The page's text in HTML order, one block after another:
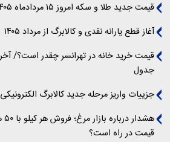
قیمت جدید طلا و سکه امروز ۱۵ مردادماه ۱۴۰۵
آغاز قطع یارانه نقدی و کالابرگ از مرداد ۱۴۰۵
قیمت خرید خانه در تهرانسر چقدر است؟/
جدول
جزییات واریز مرحله جدید کالابرگ
قیمت در راه است؟